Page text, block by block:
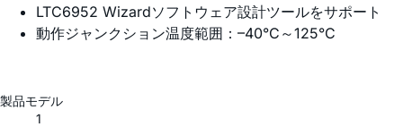
LTC6952 Wizardソフトウェア設計ツールをサポート
動作ジャンクション温度範囲：​–40°C～125°C
製品モデル
1